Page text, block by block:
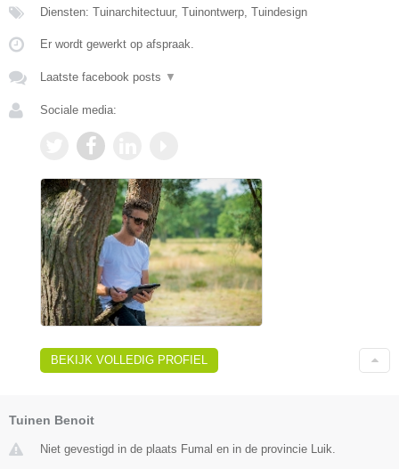
Diensten: Tuinarchitectuur, Tuinontwerp, Tuindesign
Er wordt gewerkt op afspraak.
Laatste facebook posts ▼
Sociale media:
BEKIJK VOLLEDIG PROFIEL
Tuinen Benoit
Niet gevestigd in de plaats Fumal en in de provincie Luik.